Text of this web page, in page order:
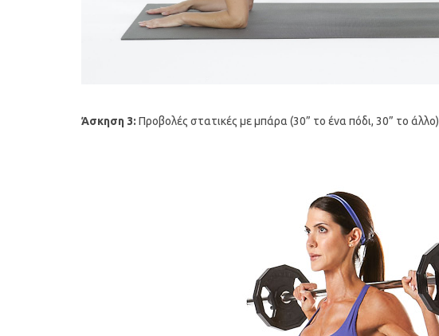
Άσκηση 3: Προβολές στατικές με μπάρα (30” το ένα πόδι, 30” το άλλο)